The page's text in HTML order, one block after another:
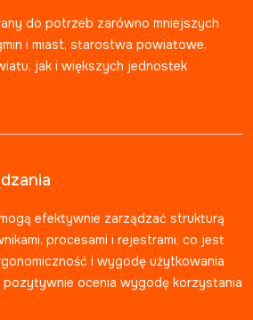
do potrzeb zarówno mniejszych
i miast, starostwa powiatowe,
jak i większych jednostek
efektywnie zarządzać strukturą
procesami i rejestrami, co jest
i wygodę użytkowania
pozytywnie ocenia wygodę korzystania